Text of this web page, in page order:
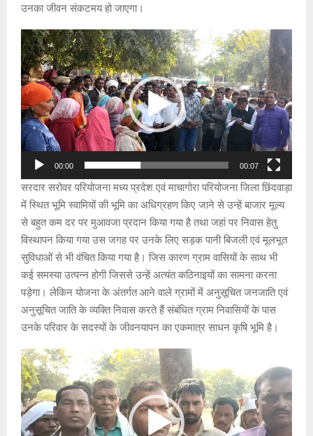
उनका जीवन संकटमय हो जाएगा।
V
i
d
e
o
P
l
y
e
00:00 00:07
सरदार सरोवर परियोजना मध्य प्रदेश एवं माचागोरा परियोजना जिला छिंदवाड़ा
में स्थित भूमि स्वामियों की भूमि का अधिग्रहण किए जाने से उन्हें बाजार मूल्य
से बहुत कम दर पर मुआवजा प्रदान किया गया है तथा जहां पर निवास हेतु
विस्थापन किया गया उस जगह पर उनके लिए सड़क पानी बिजली एवं मूलभूत
सुविधाओं से भी वंचित किया गया है। जिस कारण ग्राम वासियों के साथ भी
कई समस्या उत्पन्न होगी जिससे उन्हें अत्यंत कठिनाइयों का सामना करना
पड़ेगा। लेकिन योजना के अंतर्गत आने वाले ग्रामों में अनुसूचित जनजाति एवं
अनुसूचित जाति के व्यक्ति निवास करते हैं संबंधित ग्राम निवासियों के पास
उनके परिवार के सदस्यों के जीवनयापन का एकमात्र साधन कृषि भूमि है।
V
i
d
e
o